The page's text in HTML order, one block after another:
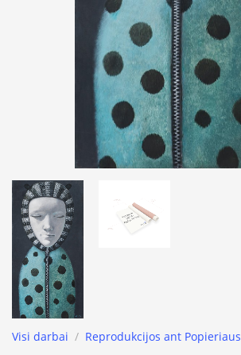
Visi darbai / Reprodukcijos ant Popieriaus